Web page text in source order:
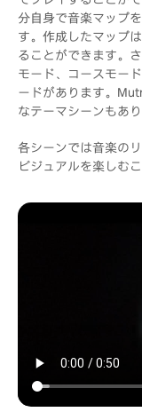
分自身で音楽マップ
す。作成したマップ
ることができます。
モード、コースモー
ードがあります。
なテーマシーンもあり
各シーンでは音楽の
ビジュアルを楽しむ